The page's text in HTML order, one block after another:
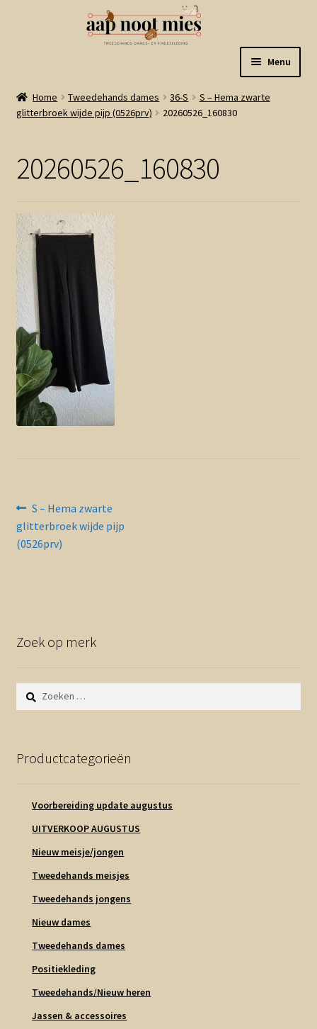
naar
navigatie
de
inhoud
Menu
Welkom
Winkel
Winkelmand
Linkjes
Contact en nieuwsbrief
Home Tweedehands dames 36-S
S – Hema zwarte
glitterbroek wijde pijp (0526prv)
20260526_160830
20260526_160830
Bericht
navigatie
Vorig
bericht:
S – Hema zwarte
glitterbroek wijde pijp
(0526prv)
Zoek op merk
Zoeken
naar:
Productcategorieën
Voorbereiding update augustus
UITVERKOOP AUGUSTUS
Nieuw meisje/jongen
Tweedehands meisjes
Tweedehands jongens
Nieuw dames
Tweedehands dames
Positiekleding
Tweedehands/Nieuw heren
Jassen & accessoires